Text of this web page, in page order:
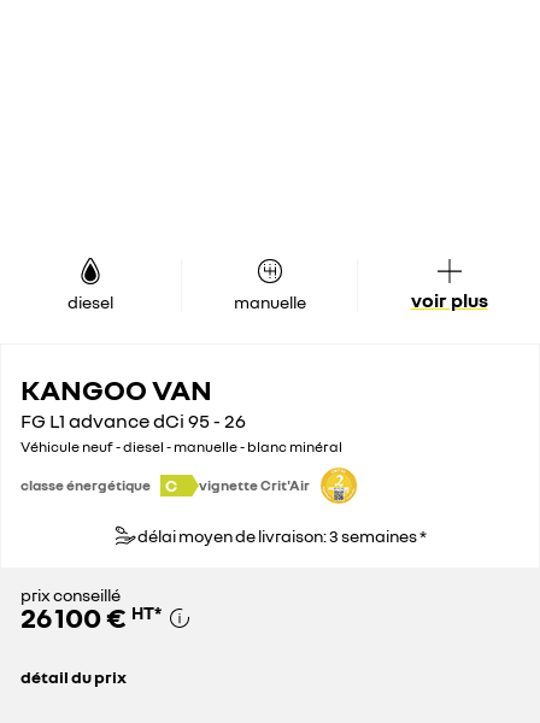
diesel manuelle voir plus
KANGOO VAN
FG L1 advance dCi 95 - 26
Véhicule neuf - diesel - manuelle - blanc minéral
classe énergétique C vignette Crit'Air
délai moyen de livraison: 3 semaines *
prix conseillé
26 100 € HT*
détail du prix